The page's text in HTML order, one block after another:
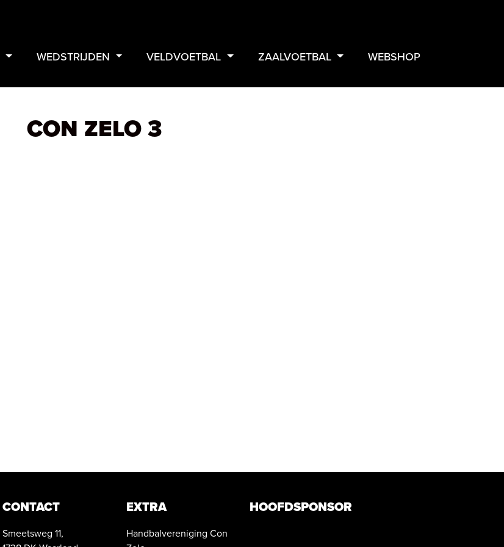
WEDSTRIJDEN VELDVOETBAL ZAALVOETBAL WEBSHOP
CON ZELO 3
CONTACT
Smeetsweg 11,
EXTRA
Handbalvereniging Con
HOOFDSPONSOR